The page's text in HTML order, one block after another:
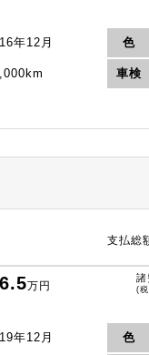
年12月 色
車検
支払総
万円
諸
(
年12月 色